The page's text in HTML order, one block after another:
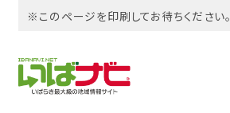
※このページを印刷してお待ちください。